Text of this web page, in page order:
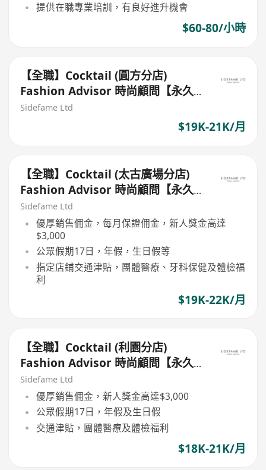
提供在職專業培訓，有良好進升機會
$60-80/小時
【全職】Cocktail (圓方分店)
Fashion Advisor 時尚顧問【永久
保證佣金+新人獎金$3,000】
Sidefame Ltd
$19K-21K/月
【全職】Cocktail (太古廣場分店)
Fashion Advisor 時尚顧問【永久
保證佣金+新人獎金$3,000】
Sidefame Ltd
優厚銷售佣金，每月保證佣金，新人獎金高達
$3,000
公眾假期17日，年假，生日假等
指定店鋪交通津貼，團體醫療、牙科保健及體檢福
利
$19K-22K/月
【全職】Cocktail (利園分店)
Fashion Advisor 時尚顧問【永久
保證佣金+新人獎金$3,000】
Sidefame Ltd
優厚銷售佣金，新人獎金高達$3,000
公眾假期17日，年假及生日假
交通津貼，團體醫療及體檢福利
$18K-21K/月